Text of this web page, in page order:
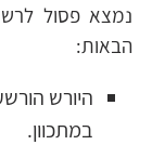
נמצא פסול
הבאות:
היורש
במתכוון.